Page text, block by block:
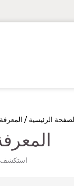
الرئيسية /
استكشف